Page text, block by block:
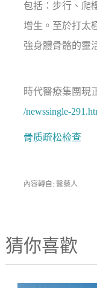
包括：步行、爬
增生。至於打太
強身體骨骼的靈
時代醫療集團現
/newssingle-
骨质疏松检查
內容轉自: 醫藥人
猜你喜歡